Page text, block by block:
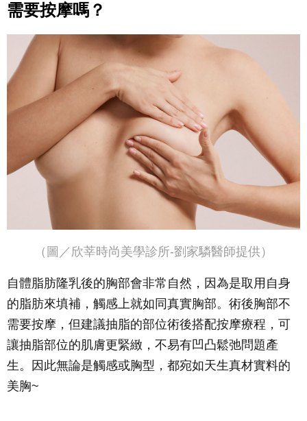
需要按摩嗎？
（圖／欣莘時尚美學診所-劉家驎醫師提供）
自體脂肪隆乳後的胸部會非常自然，因為是取用自身
的脂肪來填補，觸感上就如同真實胸部。術後胸部不
需要按摩，但建議抽脂的部位術後搭配按摩療程，可
讓抽脂部位的肌膚更緊緻，不易有凹凸鬆弛問題產
生。因此無論是觸感或胸型，都宛如天生真材實料的
美胸~